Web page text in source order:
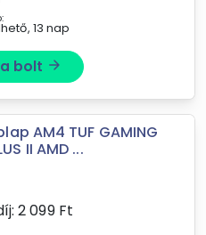
13 nap
bolt arrow_forward
AM4 TUF GAMING
II AMD ...
2 099Ft